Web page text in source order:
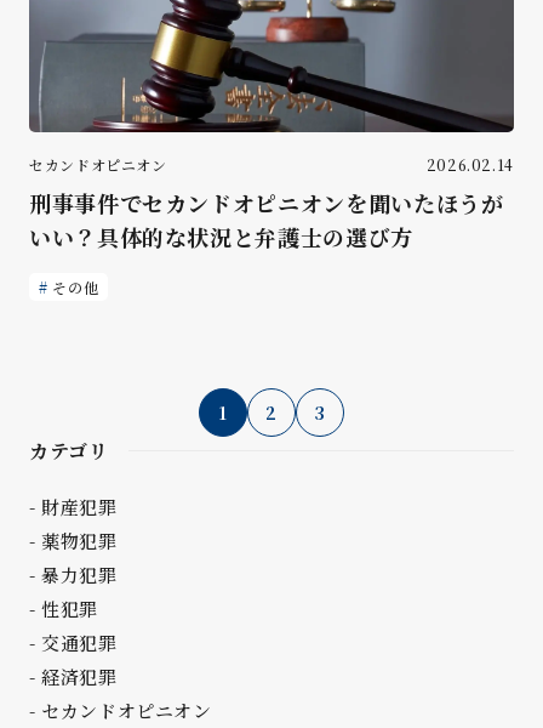
セカンドオピニオン 2026.02.14
刑事事件でセカンドオピニオンを聞いたほうが
いい？具体的な状況と弁護士の選び方
その他
1 2 3
カテゴリ
財産犯罪
薬物犯罪
暴力犯罪
性犯罪
交通犯罪
経済犯罪
セカンドオピニオン